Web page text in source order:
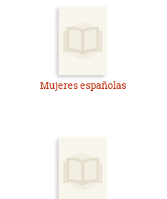
Mujeres españolas